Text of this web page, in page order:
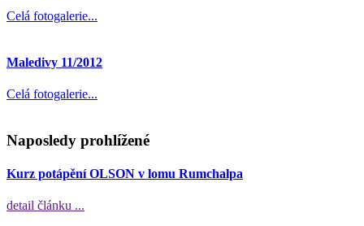
Celá fotogalerie...
Maledivy 11/2012
Celá fotogalerie...
Naposledy prohlížené
Kurz potápění OLSON v lomu Rumchalpa
detail článku ...